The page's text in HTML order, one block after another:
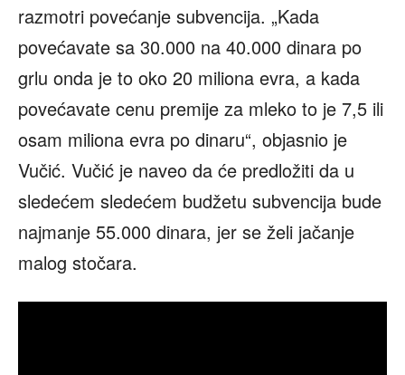
razmotri povećanje subvencija. „Kada
povećavate sa 30.000 na 40.000 dinara po
grlu onda je to oko 20 miliona evra, a kada
povećavate cenu premije za mleko to je 7,5 ili
osam miliona evra po dinaru“, objasnio je
Vučić. Vučić je naveo da će predložiti da u
sledećem sledećem budžetu subvencija bude
najmanje 55.000 dinara, jer se želi jačanje
malog stočara.